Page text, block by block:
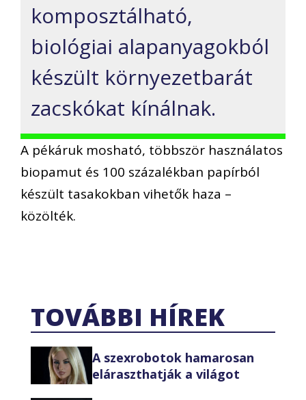
komposztálható,
biológiai alapanyagokból
készült környezetbarát
zacskókat kínálnak.
A pékáruk mosható, többször használatos
biopamut és 100 százalékban papírból
készült tasakokban vihetők haza –
közölték.
TOVÁBBI HÍREK
A szexrobotok hamarosan
eláraszthatják a világot